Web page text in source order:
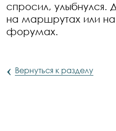
спросил, улыбнулся.
на маршрутах или
форумах.
‹ Вернуться к разделу